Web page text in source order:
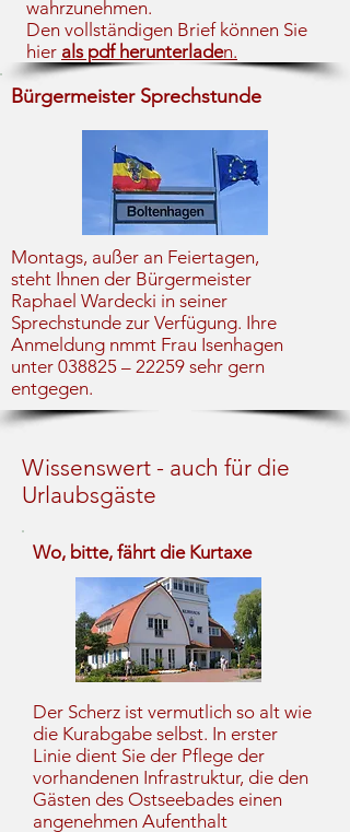
wahrzunehmen.
Den vollständigen Brief können Sie
hier als pdf herunterladen.
Bürgermeister Sprechstunde
Montags, außer an Feiertagen,
steht Ihnen der Bürgermeister
Raphael Wardecki in seiner
Sprechstunde zur Verfügung. Ihre
Anmeldung nmmt Frau Isenhagen
unter 038825 – 22259 sehr gern
entgegen.
Wissenswert - auch für die
Urlaubsgäste
Wo, bitte, fährt die Kurtaxe
Der Scherz ist vermutlich so alt wie
die Kurabgabe selbst. In erster
Linie dient Sie der Pflege der
vorhandenen Infrastruktur, die den
Gästen des Ostseebades einen
angenehmen Aufenthalt